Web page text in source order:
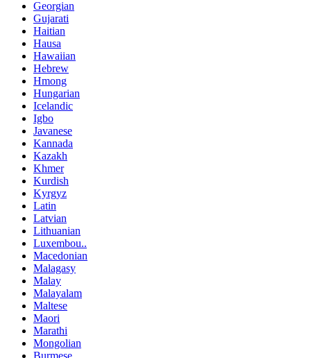
Georgian
Gujarati
Haitian
Hausa
Hawaiian
Hebrew
Hmong
Hungarian
Icelandic
Igbo
Javanese
Kannada
Kazakh
Khmer
Kurdish
Kyrgyz
Latin
Latvian
Lithuanian
Luxembou..
Macedonian
Malagasy
Malay
Malayalam
Maltese
Maori
Marathi
Mongolian
Burmese